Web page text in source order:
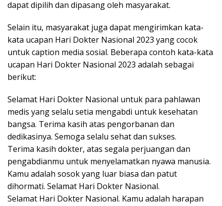
dapat dipilih dan dipasang oleh masyarakat.
Selain itu, masyarakat juga dapat mengirimkan kata-
kata ucapan Hari Dokter Nasional 2023 yang cocok
untuk caption media sosial. Beberapa contoh kata-kata
ucapan Hari Dokter Nasional 2023 adalah sebagai
berikut:
Selamat Hari Dokter Nasional untuk para pahlawan
medis yang selalu setia mengabdi untuk kesehatan
bangsa. Terima kasih atas pengorbanan dan
dedikasinya. Semoga selalu sehat dan sukses.
Terima kasih dokter, atas segala perjuangan dan
pengabdianmu untuk menyelamatkan nyawa manusia.
Kamu adalah sosok yang luar biasa dan patut
dihormati. Selamat Hari Dokter Nasional.
Selamat Hari Dokter Nasional. Kamu adalah harapan